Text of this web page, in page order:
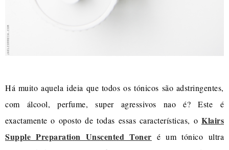
Há muito aquela ideia que todos os tónicos são adstringentes,
com álcool, perfume, super agressivos nao é? Este é
exactamente o oposto de todas essas características, o Klairs
Supple Preparation Unscented Toner é um tónico ultra